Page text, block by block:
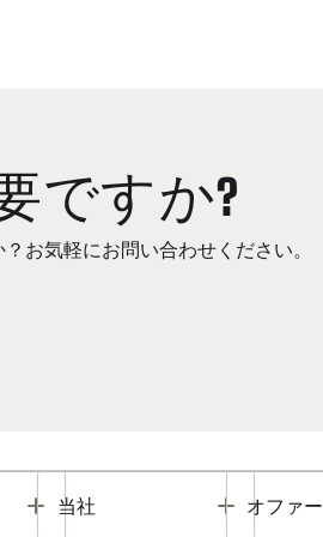
ですか?
お気軽にお問い合わせください。
Toggle
当社 Toggle
オファー